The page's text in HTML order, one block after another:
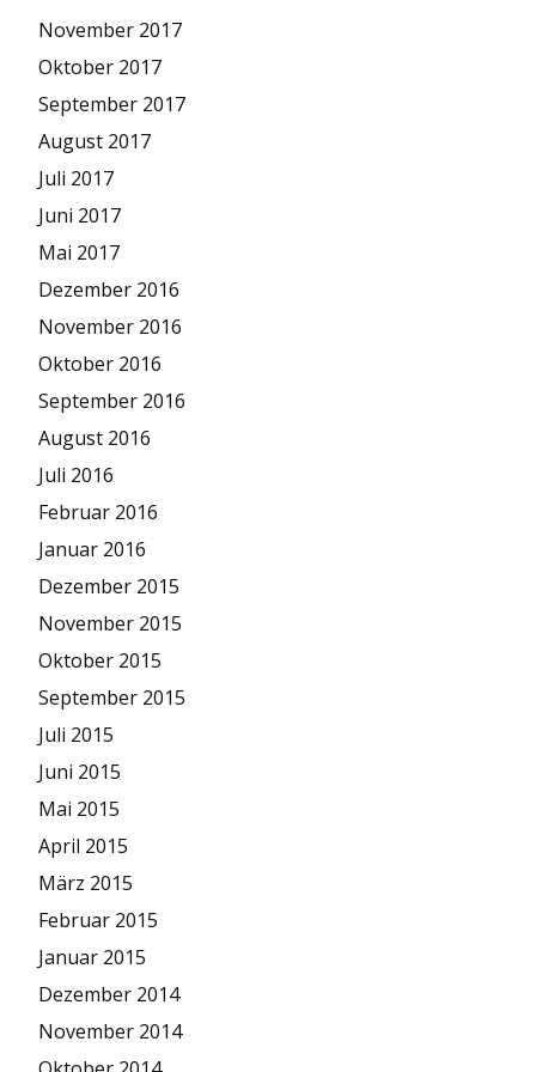
November 2017
Oktober 2017
September 2017
August 2017
Juli 2017
Juni 2017
Mai 2017
Dezember 2016
November 2016
Oktober 2016
September 2016
August 2016
Juli 2016
Februar 2016
Januar 2016
Dezember 2015
November 2015
Oktober 2015
September 2015
Juli 2015
Juni 2015
Mai 2015
April 2015
März 2015
Februar 2015
Januar 2015
Dezember 2014
November 2014